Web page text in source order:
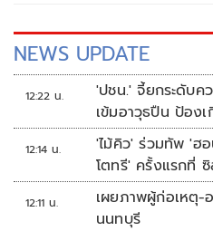
Destination แห่งใหม่ของโลก โ
นิเวศที่ครบวงจร ประกอบด้วย กี
อสังหาริมทรัพย์ระดับอัลตร้าลัก
โดยตั้งเป้าหมายยกระดับประเท
ปลายทางใหม่สำหรับนักกีฬาอา
นักท่องเที่ยวเชิงสุขภาพ นักลงทุ
ระดับพรีเมียมจากทั่วโลก
NEWS UPDATE
12:22 น.
'ปชน.' จี้ยกระดับค
เข้มอาวุธปืน ป้องเ
12:14 น.
'ไม้คิว' ร่วมทัพ 'ฮ
โตทรี' ครั้งแรกที่ ซิ
12:11 น.
เผยภาพผู้ก่อเหตุ-
นนทบุรี